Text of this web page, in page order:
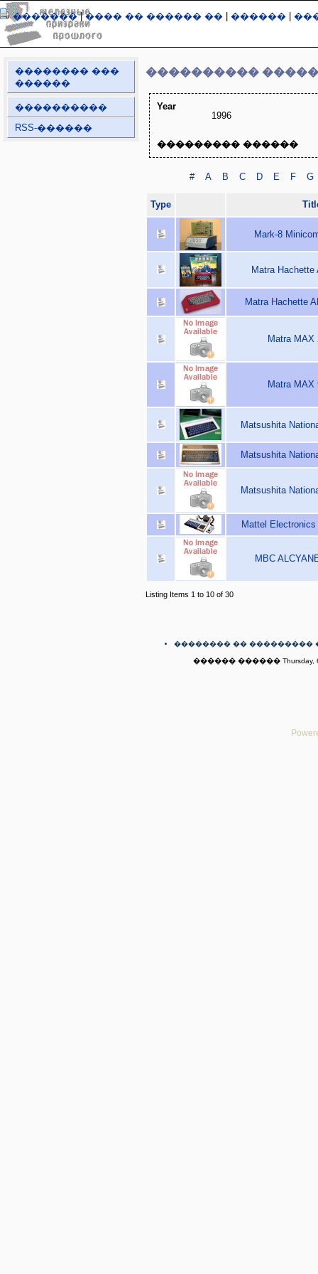
�������|���� �� ������ �� ������
�������� ���
������
����������
RSS-������
����������
Year
1996
��������� ������
# A B C D E F G
Type
Mark-8
Matra Hachette
Matra Hachette
Matra MAX
Matra MAX
Matsushita
Matsushita
Matsushita
Mattel Electronics
MBC
Listing Items 1 to 10 of 30
�������� �� ���������
������ ������ Thursday,